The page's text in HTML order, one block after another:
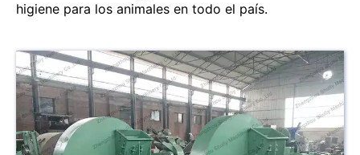
higiene para los animales en todo el país.